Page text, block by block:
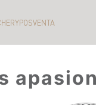
POSVENTA